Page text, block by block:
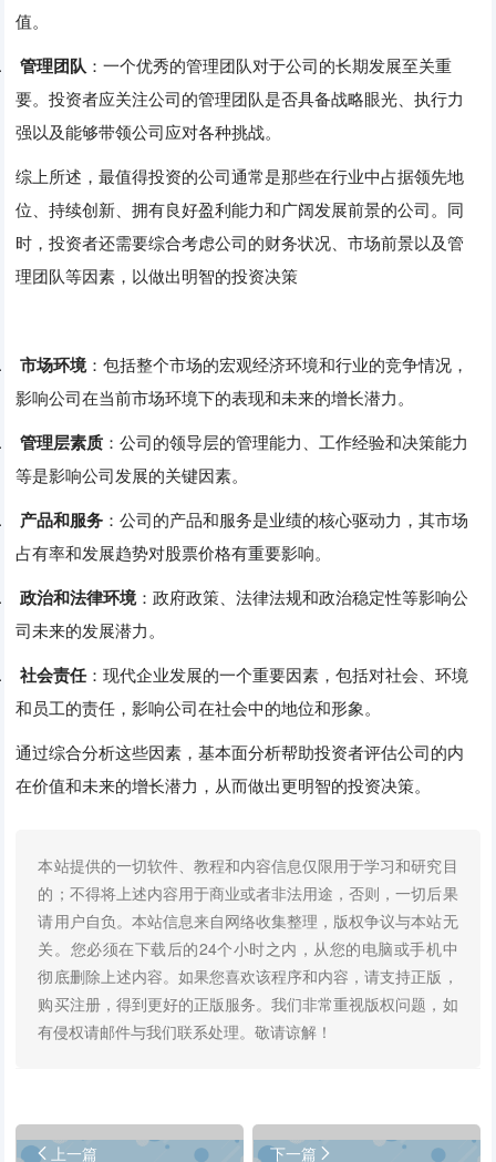
值。‌
管理团队 ：‌一个优秀的管理团队对于公司的长期发展至关重
要。‌投资者应关注公司的管理团队是否具备战略眼光、‌执行力
强以及能够带领公司应对各种挑战。‌
综上所述，‌最值得投资的公司通常是那些在行业中占据领先地
位、‌持续创新、‌拥有良好盈利能力和广阔发展前景的公司。‌同
时，‌投资者还需要综合考虑公司的财务状况、‌市场前景以及管
理团队等因素，‌以做出明智的投资决策
市场环境：‌包括整个市场的宏观经济环境和行业的竞争情况，‌
影响公司在当前市场环境下的表现和未来的增长潜力。‌
管理层素质 ：‌公司的领导层的管理能力、‌工作经验和决策能力
等是影响公司发展的关键因素。‌
产品和服务 ：‌公司的产品和服务是业绩的核心驱动力，‌其市场
占有率和发展趋势对股票价格有重要影响。‌
政治和法律环境：‌政府政策、‌法律法规和政治稳定性等影响公
司未来的发展潜力。‌
社会责任：‌现代企业发展的一个重要因素，‌包括对社会、‌环境
和员工的责任，‌影响公司在社会中的地位和形象。‌
通过综合分析这些因素，‌基本面分析帮助投资者评估公司的内
在价值和未来的增长潜力，‌从而做出更明智的投资决策。
本站提供的一切软件、教程和内容信息仅限用于学习和研究目
的；不得将上述内容用于商业或者非法用途，否则，一切后果
请用户自负。本站信息来自网络收集整理，版权争议与本站无
关。您必须在下载后的24个小时之内，从您的电脑或手机中
彻底删除上述内容。如果您喜欢该程序和内容，请支持正版，
购买注册，得到更好的正版服务。我们非常重视版权问题，如
有侵权请邮件与我们联系处理。敬请谅解！
上一篇 下一篇